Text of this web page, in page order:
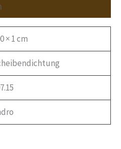
× 1 cm